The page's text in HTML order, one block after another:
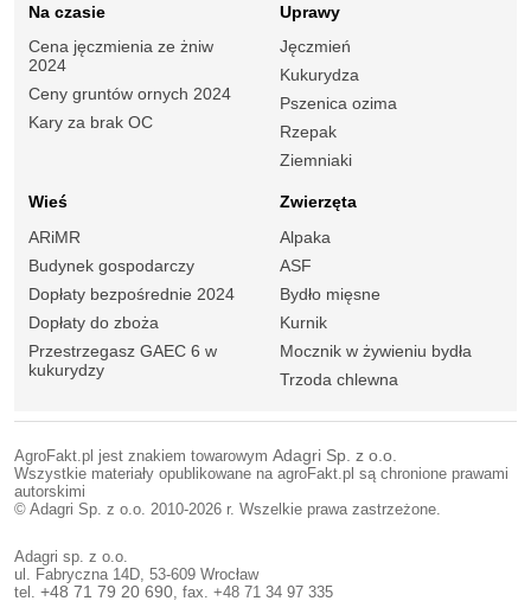
Na czasie
Cena jęczmienia ze żniw
2024
Ceny gruntów ornych 2024
Kary za brak OC
Uprawy
Jęczmień
Kukurydza
Pszenica ozima
Rzepak
Ziemniaki
Wieś
ARiMR
Budynek gospodarczy
Dopłaty bezpośrednie 2024
Dopłaty do zboża
Przestrzegasz GAEC 6 w
kukurydzy
Zwierzęta
Alpaka
ASF
Bydło mięsne
Kurnik
Mocznik w żywieniu bydła
Trzoda chlewna
AgroFakt.pl jest znakiem towarowym Adagri Sp. z o.o.
Wszystkie materiały opublikowane na agroFakt.pl są chronione prawami
autorskimi
© Adagri Sp. z o.o. 2010-2026 r. Wszelkie prawa zastrzeżone.
Adagri sp. z o.o.
ul. Fabryczna 14D, 53-609 Wrocław
tel. +48 71 79 20 690, fax. +48 71 34 97 335